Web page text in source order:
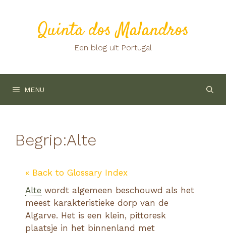
Quinta dos Malandros
Een blog uit Portugal
MENU
Begrip:Alte
« Back to Glossary Index
Alte wordt algemeen beschouwd als het
meest karakteristieke dorp van de
Algarve. Het is een klein, pittoresk
plaatsje in het binnenland met